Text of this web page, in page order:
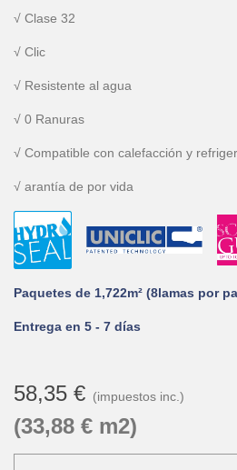
√ Clase 32
√ Clic
√ Resistente al agua
√ 0 Ranuras
√ Compatible con calefacción y
√ arantía de por vida
Paquetes de 1,722m² (8lamas por
Entrega en 5 - 7 días
58,35 € (impuestos inc.)
(33,88 € m2)